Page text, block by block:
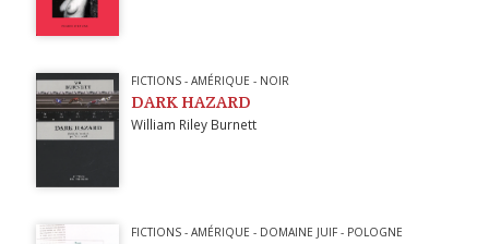
FICTIONS- AMÉRIQUE - NOIR
DARK HAZARD
William Riley Burnett
FICTIONS- AMÉRIQUE - DOMAINE JUIF- POLOGNE